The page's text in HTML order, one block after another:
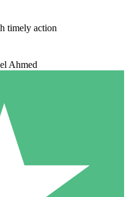
timely action
Ahmed